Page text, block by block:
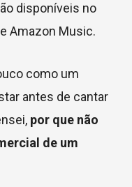
disponíveis no
Amazon Music.
como um
antes de cantar
por que não
de um